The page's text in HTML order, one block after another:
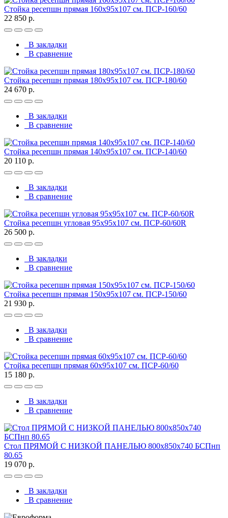
Стойка ресепшн прямая 160х95х107 см. ПСР-160/60
22 850 р.
В закладки
В сравнение
Стойка ресепшн прямая 180х95х107 см. ПСР-180/60
24 670 р.
В закладки
В сравнение
Стойка ресепшн прямая 140х95х107 см. ПСР-140/60
20 110 р.
В закладки
В сравнение
Стойка ресепшн угловая 95х95х107 см. ПСР-60/60R
26 500 р.
В закладки
В сравнение
Стойка ресепшн прямая 150х95х107 см. ПСР-150/60
21 930 р.
В закладки
В сравнение
Стойка ресепшн прямая 60х95х107 см. ПСР-60/60
15 180 р.
В закладки
В сравнение
Стол ПРЯМОЙ С НИЗКОЙ ПАНЕЛЬЮ 800х850х740 БСПнп
80.65
19 070 р.
В закладки
В сравнение